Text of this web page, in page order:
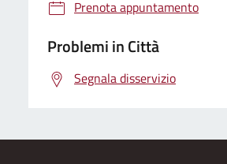
Prenota appuntamento
Problemi in Città
Segnala disservizio